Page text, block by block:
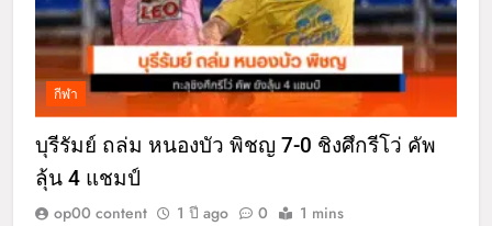
กีฬา
บุรีรัมย์ ถล่ม หนองบัว พิชญ 7-0 ชิงศึกรีโว่ คัพ
ลุ้น 4 แชมป์
op00 content 1 ปี ago 0 1 mins